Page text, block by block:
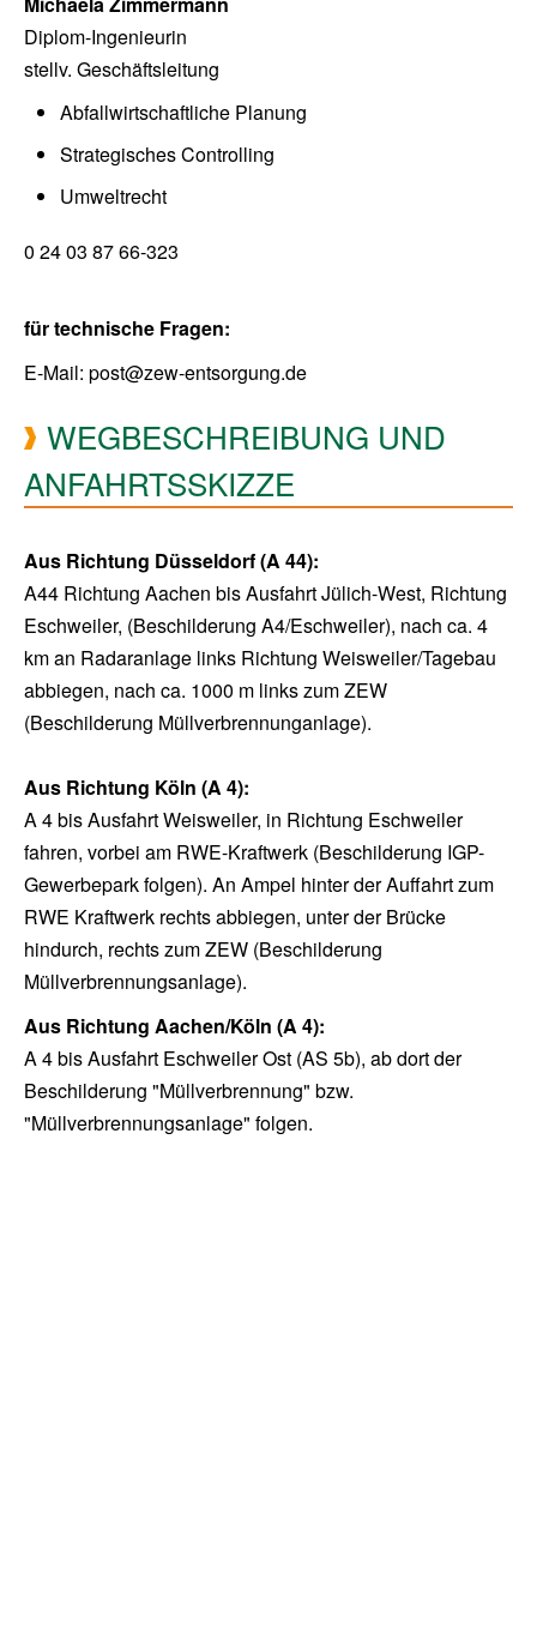
Diplom-Ingenieurin
stellv. Geschäftsleitung
Abfallwirtschaftliche Planung
Strategisches Controlling
Umweltrecht
0 24 03 87 66-323
für technische Fragen:
E-Mail: post@zew-entsorgung.de
WEGBESCHREIBUNG UND
ANFAHRTSSKIZZE
Aus Richtung Düsseldorf (A 44):
A44 Richtung Aachen bis Ausfahrt Jülich-West, Richtung
Eschweiler, (Beschilderung A4/Eschweiler), nach ca. 4
km an Radaranlage links Richtung Weisweiler/Tagebau
abbiegen, nach ca. 1000 m links zum ZEW
(Beschilderung Müllverbrennunganlage).
Aus Richtung Köln (A 4):
A 4 bis Ausfahrt Weisweiler, in Richtung Eschweiler
fahren, vorbei am RWE-Kraftwerk (Beschilderung IGP-
Gewerbepark folgen). An Ampel hinter der Auffahrt zum
RWE Kraftwerk rechts abbiegen, unter der Brücke
hindurch, rechts zum ZEW (Beschilderung
Müllverbrennungsanlage).
Aus Richtung Aachen/Köln (A 4):
A 4 bis Ausfahrt Eschweiler Ost (AS 5b), ab dort der
Beschilderung "Müllverbrennung" bzw.
"Müllverbrennungsanlage" folgen.